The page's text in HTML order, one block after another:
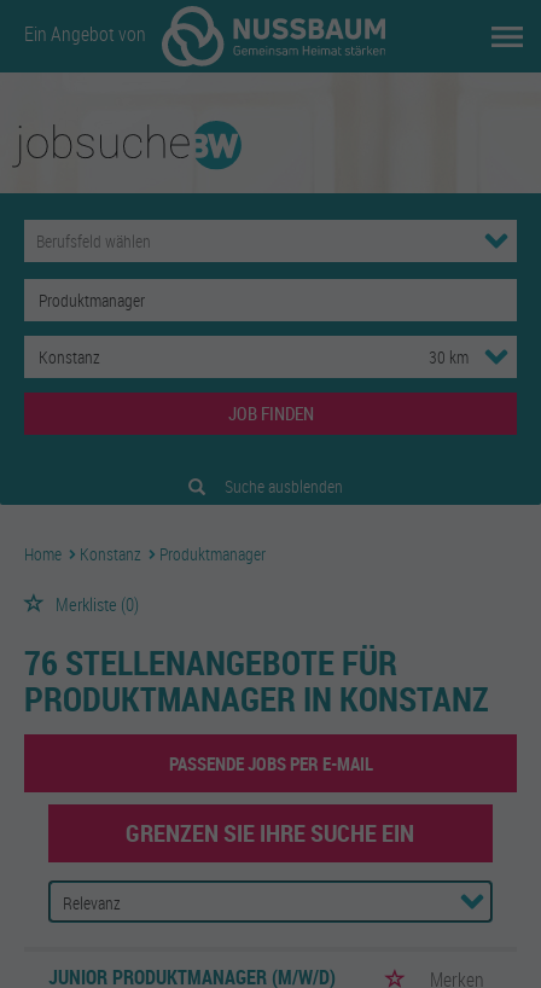
Ein Angebot von
JOB FINDEN
Suche ausblenden
Home Konstanz Produktmanager
Merkliste (0)
76 STELLENANGEBOTE FÜR
PRODUKTMANAGER IN KONSTANZ
PASSENDE JOBS PER E-MAIL
GRENZEN SIE IHRE SUCHE EIN
JUNIOR PRODUKTMANAGER (M/W/D) Merken